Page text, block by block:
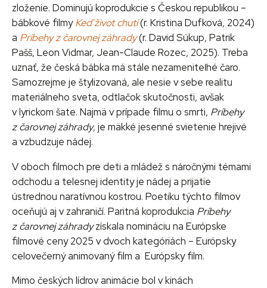
zloženie. Dominujú koprodukcie s Českou republikou –
bábkové filmyKeď život chutí(r. Kristina Dufková, 2024)
a Príbehy z čarovnej záhrady(r. David Súkup, Patrik
Pašš, Leon Vidmar, Jean-Claude Rozec, 2025). Treba
uznať, že česká bábka má stále nezameniteľné čaro.
Samozrejme je štylizovaná, ale nesie v sebe realitu
materiálneho sveta, odtlačok skutočnosti, avšak
v lyrickom šate. Najmä v prípade filmu o smrti, Príbehy
z čarovnej záhrady, je mäkké jesenné svietenie hrejivé
a vzbudzuje nádej.
V oboch filmoch pre deti a mládež s náročnými témami
odchodu a telesnej identity je nádej a prijatie
ústrednou naratívnou kostrou. Poetiku týchto filmov
oceňujú aj v zahraničí. Paritná koprodukcia Príbehy
z čarovnej záhradyzískala nomináciu na Európske
filmové ceny 2025 v dvoch kategóriách – Európsky
celovečerný animovaný film a Európsky film.
Mimo českých lídrov animácie bol v kinách